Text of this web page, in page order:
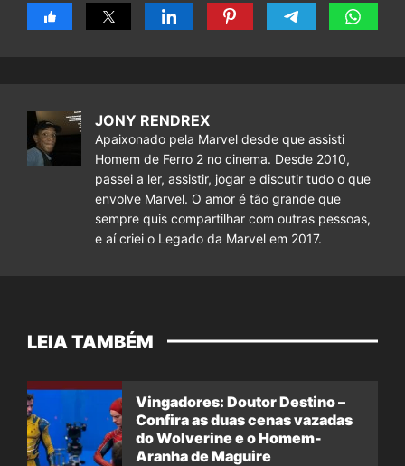
JONY RENDREX
Apaixonado pela Marvel desde que assisti
Homem de Ferro 2 no cinema. Desde 2010,
passei a ler, assistir, jogar e discutir tudo o que
envolve Marvel. O amor é tão grande que
sempre quis compartilhar com outras pessoas,
e aí criei o Legado da Marvel em 2017.
LEIA TAMBÉM
Vingadores: Doutor Destino –
Confira as duas cenas vazadas
do Wolverine e o Homem-
Aranha de Maguire